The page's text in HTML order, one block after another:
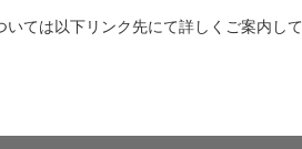
ては以下リンク先にて詳しくご案内し